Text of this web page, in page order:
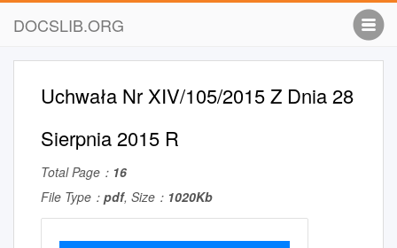
DOCSLIB.ORG
Uchwała Nr XIV/105/2015 Z Dnia 28
Sierpnia 2015 R
Total Page： 16
File Type： pdf, Size： 1020Kb